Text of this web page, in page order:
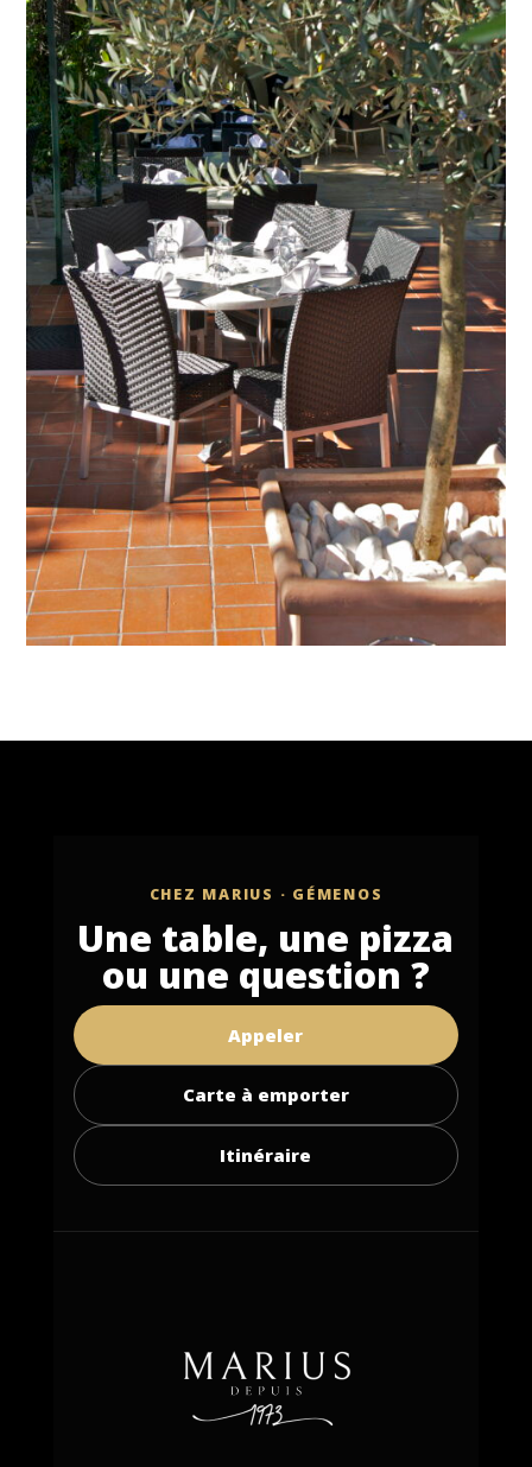
CHEZ MARIUS · GÉMENOS
Une table, une pizza
ou une question ?
Appeler
Carte à emporter
Itinéraire